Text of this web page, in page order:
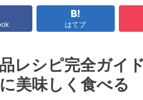
はてブ
レシピ完全ガイ
美味しく食べる